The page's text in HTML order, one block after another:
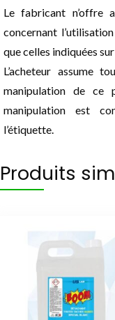
Le fabricant n’offre
concernant
que celles indiquées
L’acheteur assume
manipulation de
manipulation est
l’étiquette.
Produits